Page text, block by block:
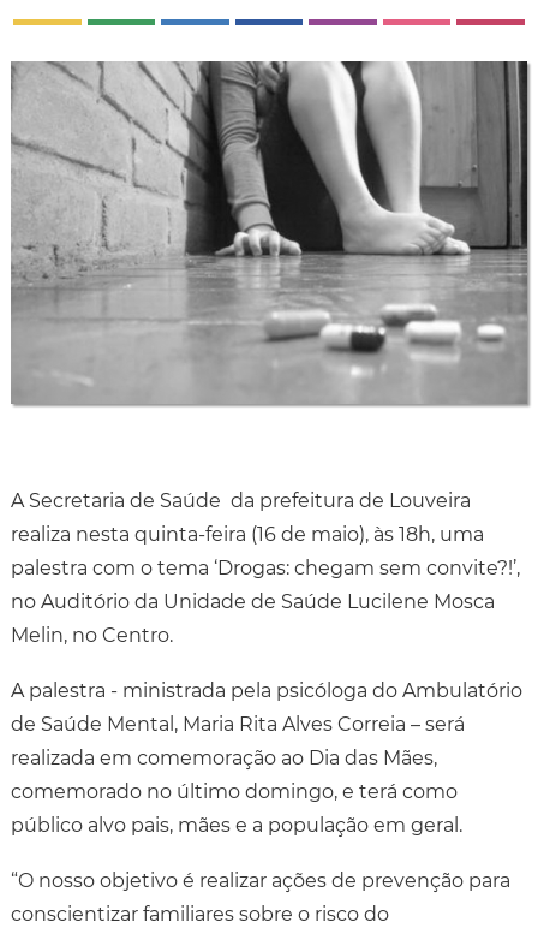
A Secretaria de Saúde da prefeitura de Louveira
realiza nesta quinta-feira (16 de maio), às 18h, uma
palestra com o tema ‘Drogas: chegam sem convite?!’,
no Auditório da Unidade de Saúde Lucilene Mosca
Melin, no Centro.
A palestra - ministrada pela psicóloga do Ambulatório
de Saúde Mental, Maria Rita Alves Correia – será
realizada em comemoração ao Dia das Mães,
comemorado no último domingo, e terá como
público alvo pais, mães e a população em geral.
“O nosso objetivo é realizar ações de prevenção para
conscientizar familiares sobre o risco do